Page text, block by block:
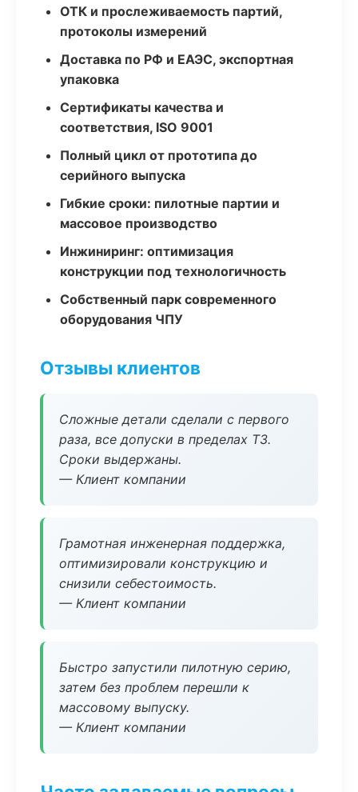
ОТК и прослеживаемость партий,
протоколы измерений
Доставка по РФ и ЕАЭС, экспортная
упаковка
Сертификаты качества и
соответствия, ISO 9001
Полный цикл от прототипа до
серийного выпуска
Гибкие сроки: пилотные партии и
массовое производство
Инжиниринг: оптимизация
конструкции под технологичность
Собственный парк современного
оборудования ЧПУ
Отзывы клиентов
Сложные детали сделали с первого
раза, все допуски в пределах ТЗ.
Сроки выдержаны.
— Клиент компании
Грамотная инженерная поддержка,
оптимизировали конструкцию и
снизили себестоимость.
— Клиент компании
Быстро запустили пилотную серию,
затем без проблем перешли к
массовому выпуску.
— Клиент компании